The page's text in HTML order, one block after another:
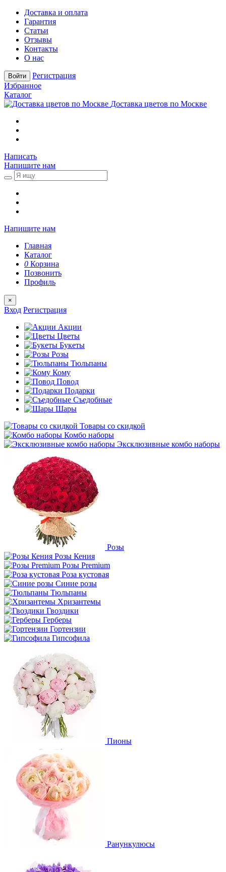
Доставка и оплата
Гарантия
Статьи
Отзывы
Контакты
О нас
Войти
Регистрация
Избранное
Каталог
Доставка цветов по Москве
Написать
Напишите нам
Напишите нам
Главная
Каталог
0 Корзина
Позвонить
Профиль
×
Вход Регистрация
Акции
Цветы
Букеты
Розы
Тюльпаны
Кому
Повод
Подарки
Съедобные
Шары
Товары со скидкой
Комбо наборы
Эксклюзивные комбо наборы
Розы
Розы Кения
Розы Premium
Роза кустовая
Синие розы
Тюльпаны
Хризантемы
Гвоздики
Герберы
Гортензии
Гипсофила
Пионы
Ранункулюсы